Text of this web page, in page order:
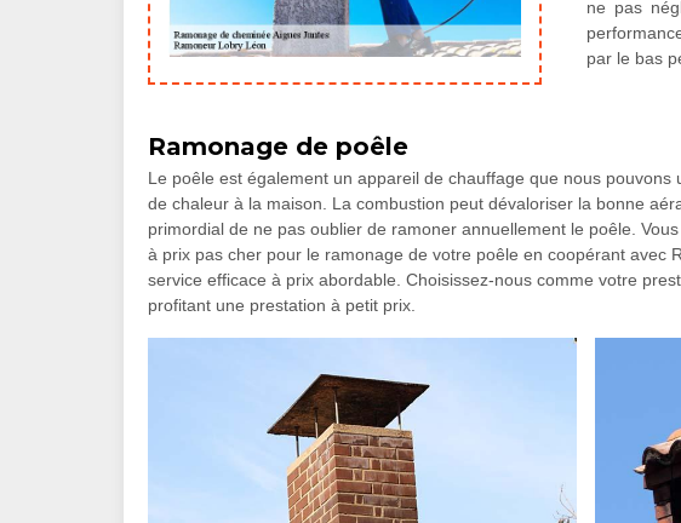
ne pas
par le bas
Ramonage de poêle
Le poêle est également un appareil de chauffage que nous
de chaleur à la maison. La combustion peut dévaloriser la bonne
primordial de ne pas oublier de ramoner annuellement le poêle.
à prix pas cher pour le ramonage de votre poêle en coopérant avec
service efficace à prix abordable. Choisissez-nous comme votre
profitant une prestation à petit prix.